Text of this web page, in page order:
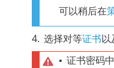
可以稍后在
4. 选择对等证书以
• 证书密码